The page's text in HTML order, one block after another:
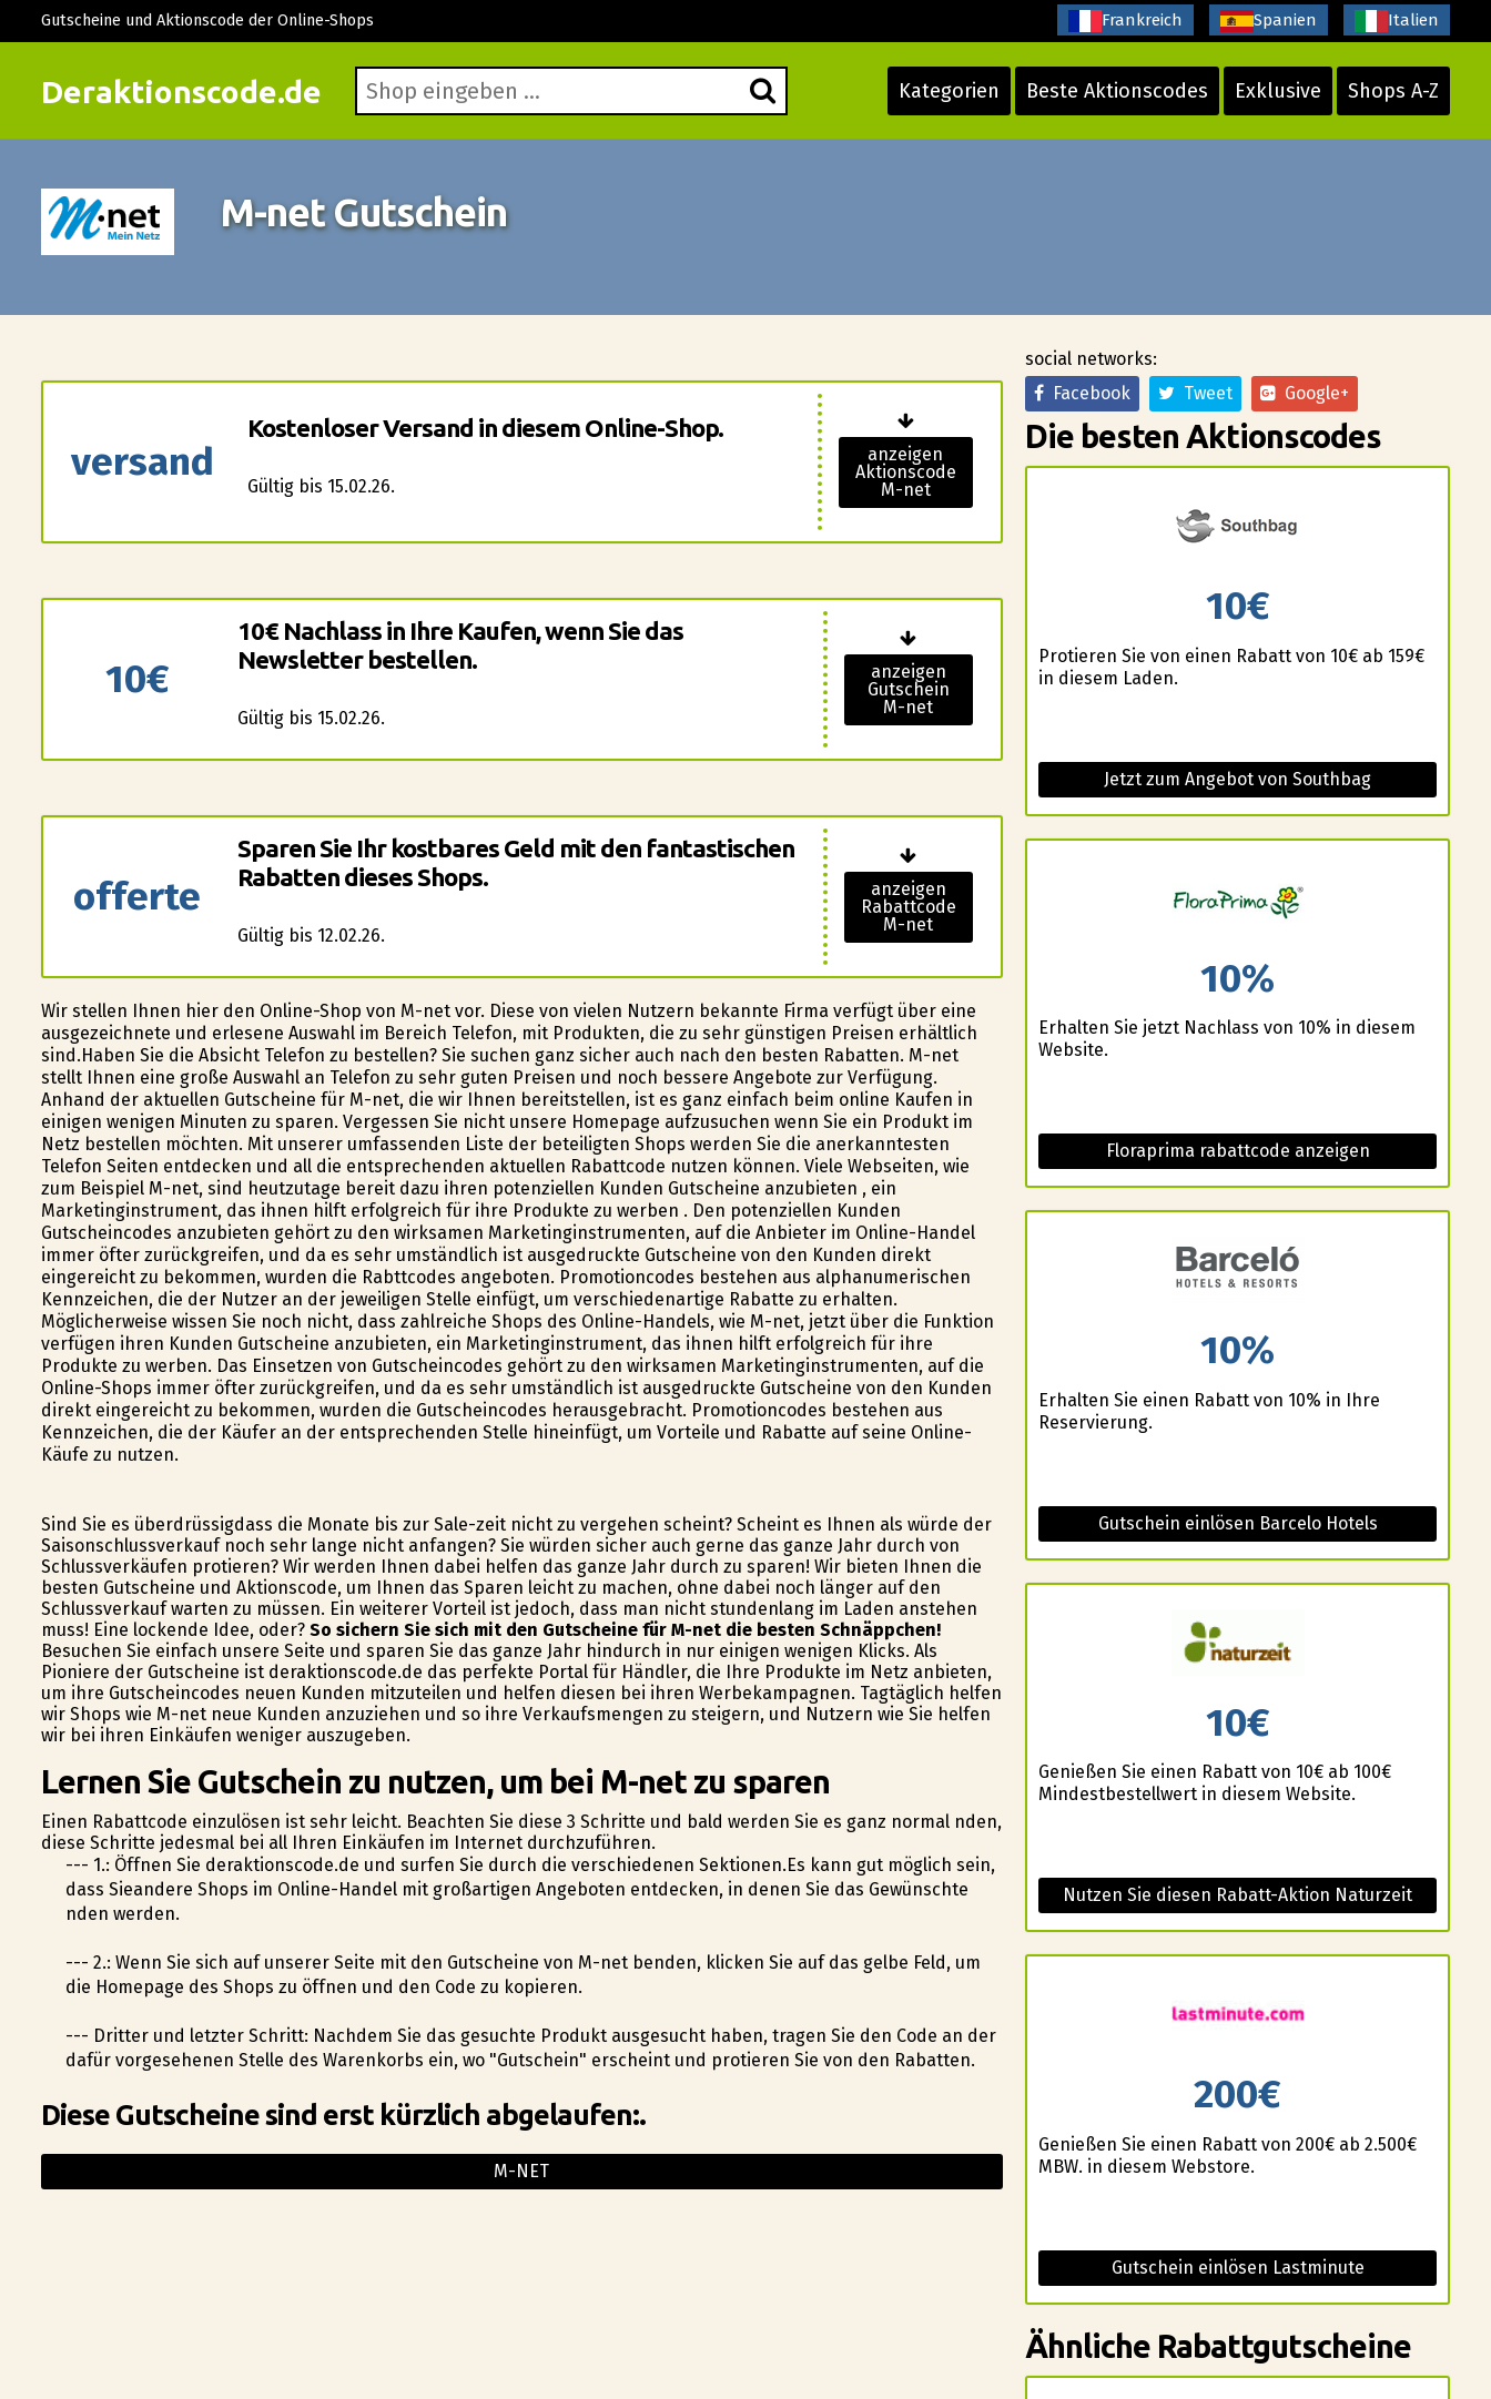
Deraktionscode.de Kategorien Beste Aktionscodes Exklusive Shops A-Z
Gutscheine und Aktionscode der Online-Shops Frankreich Spanien Italien
M-net Gutschein
versand
Kostenloser Versand in diesem Online-Shop.
Gültig bis 15.02.26.
anzeigen
Aktionscode
M-net
10€
10€ Nachlass in Ihre Kaufen, wenn Sie das
Newsletter bestellen.
Gültig bis 15.02.26.
anzeigen
Gutschein
M-net
offerte
Sparen Sie Ihr kostbares Geld mit den fantastischen
Rabatten dieses Shops.
Gültig bis 12.02.26.
anzeigen
Rabattcode
M-net
Wir stellen Ihnen hier den Online-Shop von M-net vor. Diese von vielen Nutzern bekannte Firma verfügt über eine
ausgezeichnete und erlesene Auswahl im Bereich Telefon, mit Produkten, die zu sehr günstigen Preisen erhältlich
sind.Haben Sie die Absicht Telefon zu bestellen? Sie suchen ganz sicher auch nach den besten Rabatten. M-net
stellt Ihnen eine große Auswahl an Telefon zu sehr guten Preisen und noch bessere Angebote zur Verfügung.
Anhand der aktuellen Gutscheine für M-net, die wir Ihnen bereitstellen, ist es ganz einfach beim online Kaufen in
einigen wenigen Minuten zu sparen. Vergessen Sie nicht unsere Homepage aufzusuchen wenn Sie ein Produkt im
Netz bestellen möchten. Mit unserer umfassenden Liste der beteiligten Shops werden Sie die anerkanntesten
Telefon Seiten entdecken und all die entsprechenden aktuellen Rabattcode nutzen können. Viele Webseiten, wie
zum Beispiel M-net, sind heutzutage bereit dazu ihren potenziellen Kunden Gutscheine anzubieten , ein
Marketinginstrument, das ihnen hilft erfolgreich für ihre Produkte zu werben . Den potenziellen Kunden
Gutscheincodes anzubieten gehört zu den wirksamen Marketinginstrumenten, auf die Anbieter im Online-Handel
immer öfter zurückgreifen, und da es sehr umständlich ist ausgedruckte Gutscheine von den Kunden direkt
eingereicht zu bekommen, wurden die Rabttcodes angeboten. Promotioncodes bestehen aus alphanumerischen
Kennzeichen, die der Nutzer an der jeweiligen Stelle einfügt, um verschiedenartige Rabatte zu erhalten.
Möglicherweise wissen Sie noch nicht, dass zahlreiche Shops des Online-Handels, wie M-net, jetzt über die Funktion
verfügen ihren Kunden Gutscheine anzubieten, ein Marketinginstrument, das ihnen hilft erfolgreich für ihre
Produkte zu werben. Das Einsetzen von Gutscheincodes gehört zu den wirksamen Marketinginstrumenten, auf die
Online-Shops immer öfter zurückgreifen, und da es sehr umständlich ist ausgedruckte Gutscheine von den Kunden
direkt eingereicht zu bekommen, wurden die Gutscheincodes herausgebracht. Promotioncodes bestehen aus
Kennzeichen, die der Käufer an der entsprechenden Stelle hineinfügt, um Vorteile und Rabatte auf seine Online-
Käufe zu nutzen.
Sind Sie es überdrüssigdass die Monate bis zur Sale-zeit nicht zu vergehen scheint? Scheint es Ihnen als würde der
Saisonschlussverkauf noch sehr lange nicht anfangen? Sie würden sicher auch gerne das ganze Jahr durch von
Schlussverkäufen profitieren? Wir werden Ihnen dabei helfen das ganze Jahr durch zu sparen! Wir bieten Ihnen die
besten Gutscheine und Aktionscode, um Ihnen das Sparen leicht zu machen, ohne dabei noch länger auf den
Schlussverkauf warten zu müssen. Ein weiterer Vorteil ist jedoch, dass man nicht stundenlang im Laden anstehen
muss! Eine lockende Idee, oder? So sichern Sie sich mit den Gutscheine für M-net die besten Schnäppchen!
Besuchen Sie einfach unsere Seite und sparen Sie das ganze Jahr hindurch in nur einigen wenigen Klicks. Als
Pioniere der Gutscheine ist deraktionscode.de das perfekte Portal für Händler, die Ihre Produkte im Netz anbieten,
um ihre Gutscheincodes neuen Kunden mitzuteilen und helfen diesen bei ihren Werbekampagnen. Tagtäglich helfen
wir Shops wie M-net neue Kunden anzuziehen und so ihre Verkaufsmengen zu steigern, und Nutzern wie Sie helfen
wir bei ihren Einkäufen weniger auszugeben.
Lernen Sie Gutschein zu nutzen, um bei M-net zu sparen
Einen Rabattcode einzulösen ist sehr leicht. Beachten Sie diese 3 Schritte und bald werden Sie es ganz normal finden,
diese Schritte jedesmal bei all Ihren Einkäufen im Internet durchzuführen.
--- 1.: Öffnen Sie deraktionscode.de und surfen Sie durch die verschiedenen Sektionen.Es kann gut möglich sein,
dass Sieandere Shops im Online-Handel mit großartigen Angeboten entdecken, in denen Sie das Gewünschte
finden werden.
--- 2.: Wenn Sie sich auf unserer Seite mit den Gutscheine von M-net befinden, klicken Sie auf das gelbe Feld, um
die Homepage des Shops zu öffnen und den Code zu kopieren.
--- Dritter und letzter Schritt: Nachdem Sie das gesuchte Produkt ausgesucht haben, tragen Sie den Code an der
dafür vorgesehenen Stelle des Warenkorbs ein, wo "Gutschein" erscheint und profitieren Sie von den Rabatten.
Diese Gutscheine sind erst kürzlich abgelaufen:.
M-NET
social networks:
Facebook
Tweet Google+
Die besten Aktionscodes
10€
Profitieren Sie von einen Rabatt von 10€ ab 159€
in diesem Laden.
Jetzt zum Angebot von Southbag
10%
Erhalten Sie jetzt Nachlass von 10% in diesem
Website.
Floraprima rabattcode anzeigen
10%
Erhalten Sie einen Rabatt von 10% in Ihre
Reservierung.
Gutschein einlösen Barcelo Hotels
10€
Genießen Sie einen Rabatt von 10€ ab 100€
Mindestbestellwert in diesem Website.
Nutzen Sie diesen Rabatt-Aktion Naturzeit
200€
Genießen Sie einen Rabatt von 200€ ab 2.500€
MBW. in diesem Webstore.
Gutschein einlösen Lastminute
Ähnliche Rabattgutscheine